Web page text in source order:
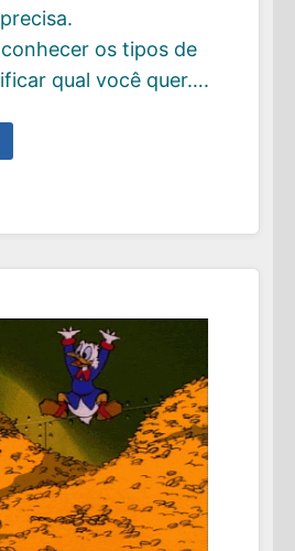
os tipos de
qual você quer….